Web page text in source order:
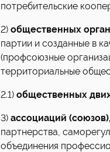
потребительские
2) общественных
партии и созданные в
(профсоюзные
территориальные
2.1) общественных
3) ассоциаций (союзов),
партнерства,
объединения